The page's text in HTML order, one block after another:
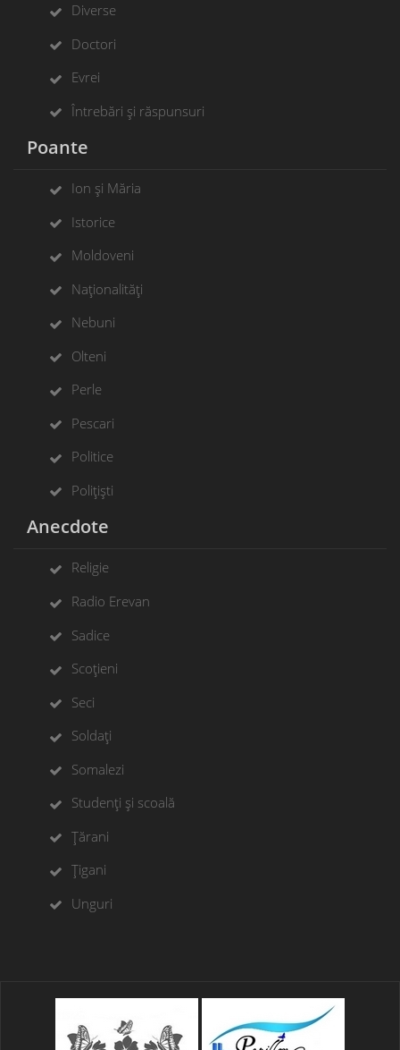
Diverse
Doctori
Evrei
Întrebări și răspunsuri
Poante
Ion și Măria
Istorice
Moldoveni
Naționalități
Nebuni
Olteni
Perle
Pescari
Politice
Polițiști
Anecdote
Religie
Radio Erevan
Sadice
Scoțieni
Seci
Soldați
Somalezi
Studenți și scoală
Țărani
Țigani
Unguri